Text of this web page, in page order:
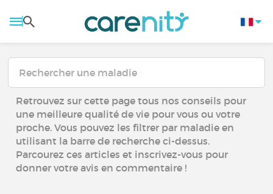
Retrouvez sur cette page tous nos conseils pour
une meilleure qualité de vie pour vous ou votre
proche. Vous pouvez les filtrer par maladie en
utilisant la barre de recherche ci-dessus.
Parcourez ces articles et inscrivez-vous pour
donner votre avis en commentaire !